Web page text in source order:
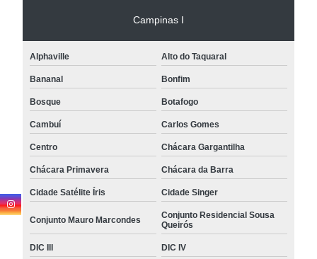
Campinas I
Alphaville Alto do Taquaral
Bananal Bonfim
Bosque Botafogo
Cambuí Carlos Gomes
Centro Chácara Gargantilha
Chácara Primavera Chácara da Barra
Cidade Satélite Íris Cidade Singer
Conjunto Mauro Marcondes
Conjunto Residencial Sousa
Queirós
DIC III DIC IV